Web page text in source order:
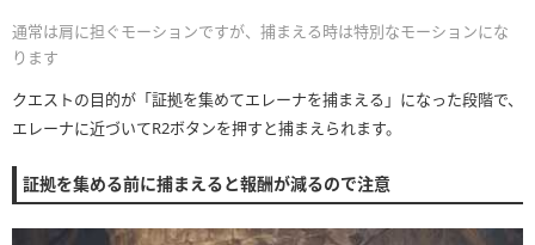
通常は肩に担ぐモーションですが、捕まえる時は特別なモーションにな
ります
クエストの目的が「証拠を集めてエレーナを捕まえる」になった段階で、
エレーナに近づいてR2ボタンを押すと捕まえられます。
証拠を集める前に捕まえると報酬が減るので注意